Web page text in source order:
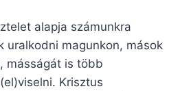
alapja számunkra
uralkodni magunkon, mások
másságát is több
Krisztus